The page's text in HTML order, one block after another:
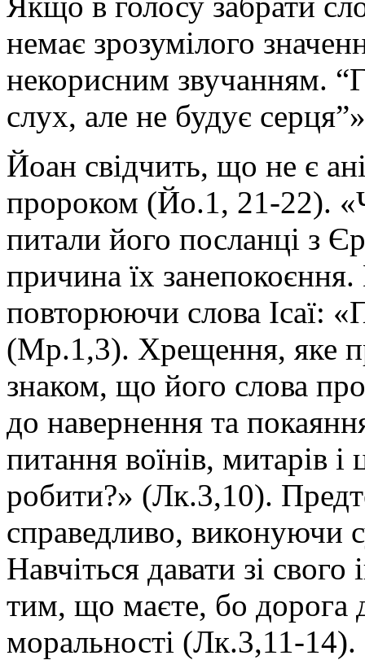
немає зрозумілого
некорисним звучанням.
слух, але не будує
Йоан свідчить, що не є
пророком (Йо.1, 21-22).
питали його посланці з
причина їх
повторюючи слова Ісаї:
(Мр.1,3). Хрещення, яке
знаком, що його слова
до навернення та
питання воїнів, митарів
робити?» (Лк.3,10).
справедливо, виконуючи
Навчіться давати зі
тим, що маєте, бо дорога
моральності (Лк.3,11-14).